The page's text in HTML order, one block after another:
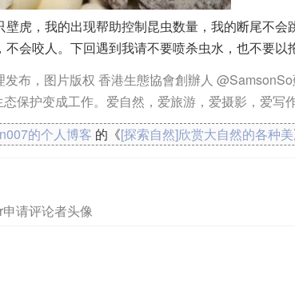
壁虎，我的出现帮助控制昆虫数量，我的断尾不
会咬人。下回遇到我请不要喷杀虫水，也不要以
布，图片版权 香港生態協會創辦人 @SamsonSo
保护变成工作。爱自然，爱旅游，爱摄影，爱写
的个人博客 的《[探索自然]欣赏大自然的各种美
请评论者头像